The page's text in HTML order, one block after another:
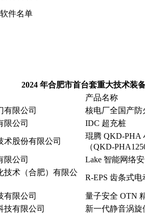
件名单
2024 年合肥市首台套重大技术装
产品名称
有限公司
核电厂全国产
限公司 IDC 超充桩
术股份有限公司
琨腾 QKD-PHA
（QKD-
限公司 Lake 智能网络
技术（合肥）有限公
R-EPS 齿条式
有限公司
量子安全 OTN
技有限公司 新一代静音涡